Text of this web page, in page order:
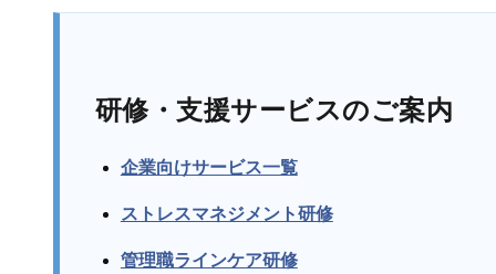
研修・支援サービスのご案内
企業向けサービス一覧
ストレスマネジメント研修
管理職ラインケア研修